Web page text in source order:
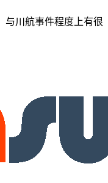
川航事件程度上有很